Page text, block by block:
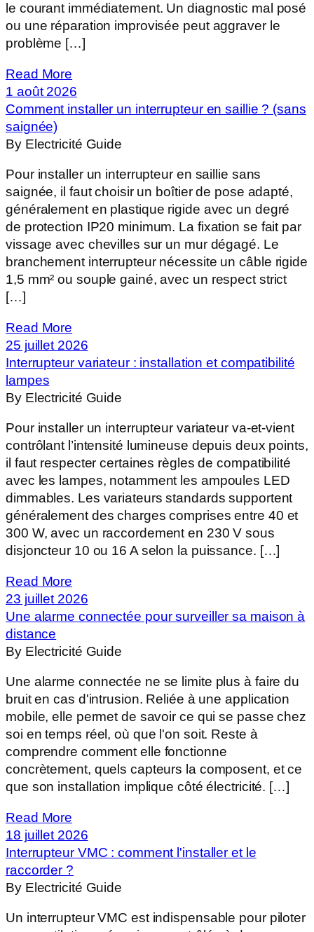
le courant immédiatement. Un diagnostic mal posé
ou une réparation improvisée peut aggraver le
problème […]
Read More
1 août 2026
Comment installer un interrupteur en saillie ? (sans
saignée)
By Electricité Guide
Pour installer un interrupteur en saillie sans
saignée, il faut choisir un boîtier de pose adapté,
généralement en plastique rigide avec un degré
de protection IP20 minimum. La fixation se fait par
vissage avec chevilles sur un mur dégagé. Le
branchement interrupteur nécessite un câble rigide
1,5 mm² ou souple gainé, avec un respect strict
[…]
Read More
25 juillet 2026
Interrupteur variateur : installation et compatibilité
lampes
By Electricité Guide
Pour installer un interrupteur variateur va-et-vient
contrôlant l’intensité lumineuse depuis deux points,
il faut respecter certaines règles de compatibilité
avec les lampes, notamment les ampoules LED
dimmables. Les variateurs standards supportent
généralement des charges comprises entre 40 et
300 W, avec un raccordement en 230 V sous
disjoncteur 10 ou 16 A selon la puissance. […]
Read More
23 juillet 2026
Une alarme connectée pour surveiller sa maison à
distance
By Electricité Guide
Une alarme connectée ne se limite plus à faire du
bruit en cas d'intrusion. Reliée à une application
mobile, elle permet de savoir ce qui se passe chez
soi en temps réel, où que l'on soit. Reste à
comprendre comment elle fonctionne
concrètement, quels capteurs la composent, et ce
que son installation implique côté électricité. […]
Read More
18 juillet 2026
Interrupteur VMC : comment l'installer et le
raccorder ?
By Electricité Guide
Un interrupteur VMC est indispensable pour piloter